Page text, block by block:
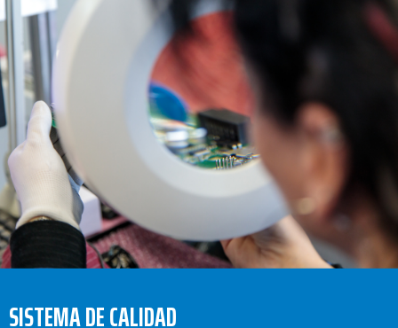
SISTEMA DE CALIDAD